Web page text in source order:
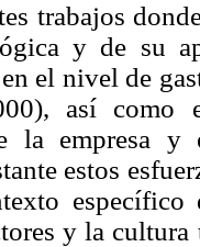
trabajos
y de su
el nivel de
así como
la empresa y
estos
y la